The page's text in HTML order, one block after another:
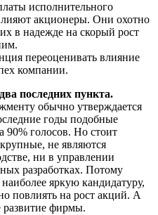
исполнительного
акционеры. Они охотно
в надежде на скорый рост
переоценивать влияние
компании.
последних пункта.
обычно утверждается
годы подобные
90% голосов. Но стоит
не являются
ни в управлении
разработках. Потому
яркую кандидатуру,
повлиять на рост акций. А
развитие фирмы.